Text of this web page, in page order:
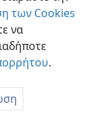
των Cookies
να
.